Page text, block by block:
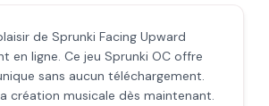
de Sprunki Facing Upward
en ligne. Ce jeu Sprunki OC offre
sans aucun téléchargement.
création musicale dès maintenant.